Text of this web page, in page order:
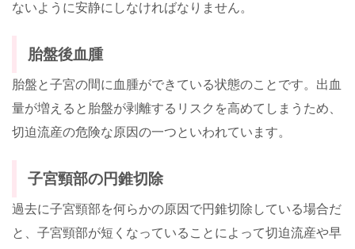
ないように安静にしなければなりません。
胎盤後血腫
胎盤と子宮の間に血腫ができている状態のことです。出血
量が増えると胎盤が剥離するリスクを高めてしまうため、
切迫流産の危険な原因の一つといわれています。
子宮頸部の円錐切除
過去に子宮頸部を何らかの原因で円錐切除している場合だ
と、子宮頸部が短くなっていることによって切迫流産や早